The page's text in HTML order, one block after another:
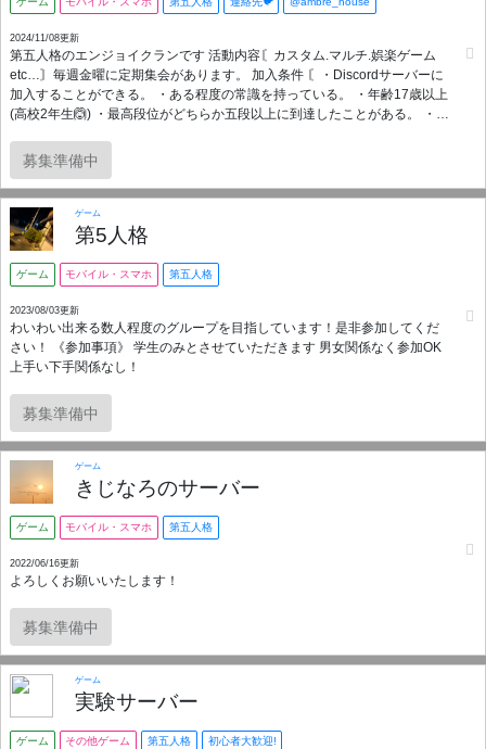
少しお話したいのでDMお願いします！ haku3362
2024/11/08更新
第五人格のエンジョイクランです 活動内容〘カスタム.マルチ.娯楽ゲーム
etc…〙毎週金曜に定期集会があります。 加入条件 〘・Discordサーバーに
加入することができる。 ・ある程度の常識を持っている。 ・年齢17歳以上
(高校2年生🙆) ・最高段位がどちらか五段以上に到達したことがある。 ・最
お願いします。〙
募集準備中
ゲーム
第5人格
ゲーム モバイル・スマホ 第五人格
2023/08/03更新
わいわい出来る数人程度のグループを目指しています！是非参加してくだ
さい！ 《参加事項》 学生のみとさせていただきます 男女関係なく参加OK
上手い下手関係なし！
募集準備中
ゲーム
きじなろのサーバー
ゲーム モバイル・スマホ 第五人格
2022/06/16更新
よろしくお願いいたします！
募集準備中
ゲーム
実験サーバー
ゲーム その他ゲーム 第五人格 初心者大歓迎!